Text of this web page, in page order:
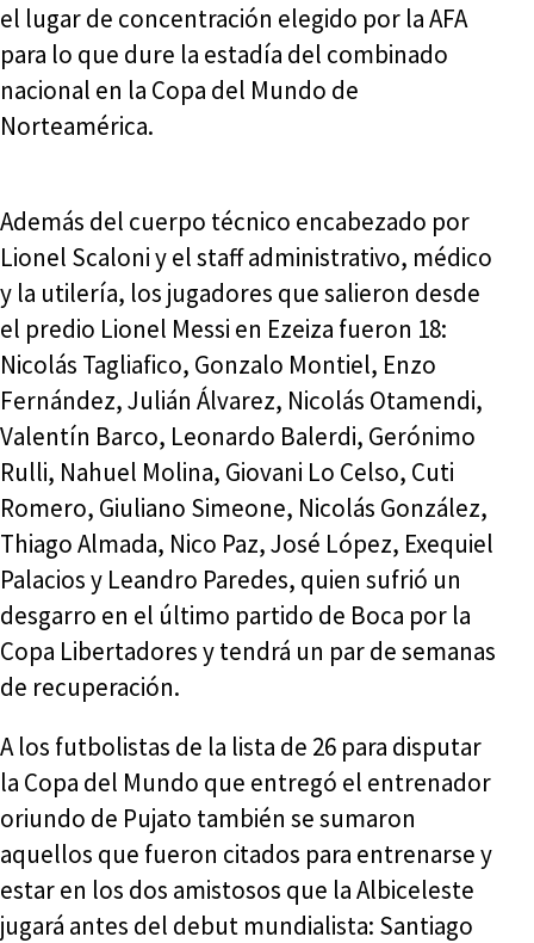
el lugar de concentración elegido por la AFA
para lo que dure la estadía del combinado
nacional en la Copa del Mundo de
Norteamérica.
Además del cuerpo técnico encabezado por
Lionel Scaloni y el staff administrativo, médico
y la utilería, los jugadores que salieron desde
el predio Lionel Messi en Ezeiza fueron 18:
Nicolás Tagliafico, Gonzalo Montiel, Enzo
Fernández, Julián Álvarez, Nicolás Otamendi,
Valentín Barco, Leonardo Balerdi, Gerónimo
Rulli, Nahuel Molina, Giovani Lo Celso, Cuti
Romero, Giuliano Simeone, Nicolás González,
Thiago Almada, Nico Paz, José López, Exequiel
Palacios y Leandro Paredes, quien sufrió un
desgarro en el último partido de Boca por la
Copa Libertadores y tendrá un par de semanas
de recuperación.
A los futbolistas de la lista de 26 para disputar
la Copa del Mundo que entregó el entrenador
oriundo de Pujato también se sumaron
aquellos que fueron citados para entrenarse y
estar en los dos amistosos que la Albiceleste
jugará antes del debut mundialista: Santiago